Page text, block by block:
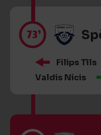
73’
Filips Tīls
Valdis Nicis